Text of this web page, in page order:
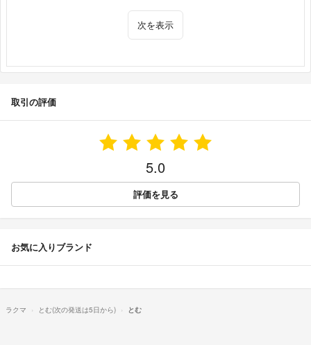
次を表示
取引の評価
5.0
評価を見る
お気に入りブランド
ラクマ とむ(次の発送は5日から) とむ